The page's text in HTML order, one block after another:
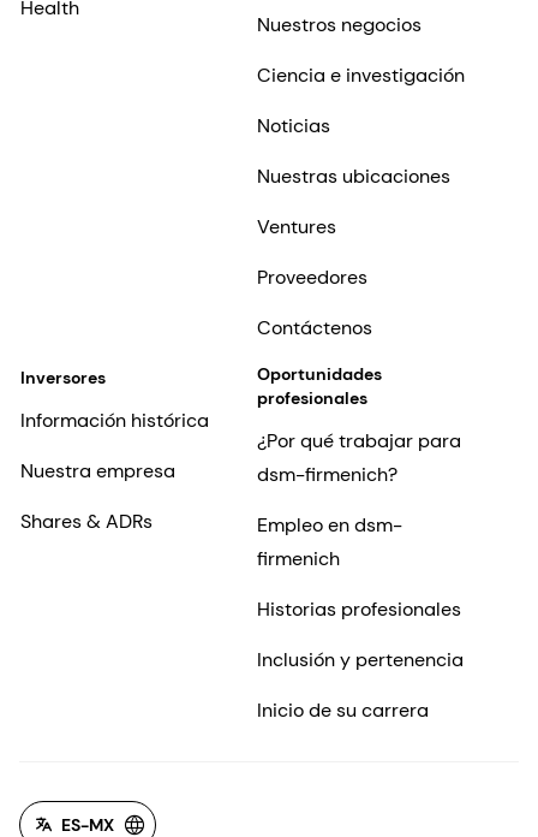
Health
Nuestros negocios
Ciencia e investigación
Noticias
Nuestras ubicaciones
Ventures
Proveedores
Contáctenos
Inversores
Información histórica
Nuestra empresa
Shares & ADRs
Oportunidades
profesionales
¿Por qué trabajar para
dsm-firmenich?
Empleo en dsm-
firmenich
Historias profesionales
Inclusión y pertenencia
Inicio de su carrera
ES-MX